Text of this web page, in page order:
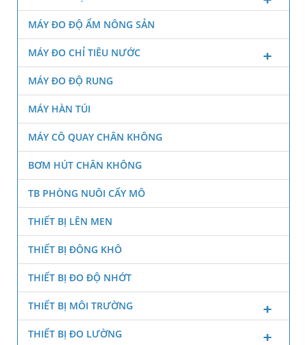
MÁY ĐO ĐỘ ẨM NÔNG SẢN
MÁY ĐO CHỈ TIÊU NƯỚC
MÁY ĐO ĐỘ RUNG
MÁY HÀN TÚI
MÁY CÔ QUAY CHÂN KHÔNG
BƠM HÚT CHÂN KHÔNG
TB PHÒNG NUÔI CẤY MÔ
THIẾT BỊ LÊN MEN
THIẾT BỊ ĐÔNG KHÔ
THIẾT BỊ ĐO ĐỘ NHỚT
THIẾT BỊ MÔI TRƯỜNG
THIẾT BỊ ĐO LƯỜNG